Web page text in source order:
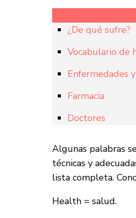
¿De qué sufre?
Vocabulario de
Enfermedades
Farmacia
Doctores
Algunas palabras
técnicas y
lista completa.
Health = salud.